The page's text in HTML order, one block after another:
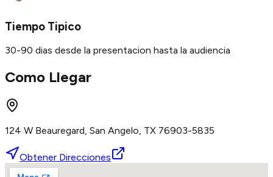
Tiempo Tipico
30-90 dias desde la presentacion hasta la audiencia
Como Llegar
124 W Beauregard, San Angelo, TX 76903-5835
Obtener Direcciones